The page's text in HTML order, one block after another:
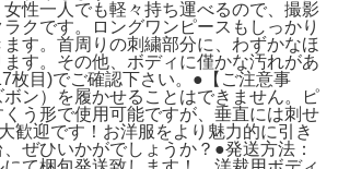
性一人でも軽々持ち運べるので、撮影
クです。ロングワンピースもしっかり
す。​首周りの刺繍部分に、わずかなほ
す。その他、ボディに僅かな汚れがあ
枚目)でご確認下さい。●​【ご注意事
ン）を履かせることはできません。ピ
う形で使用可能ですが、垂直には刺せ
歓迎です！お洋服をより魅力的に引き
ぜひいかがでしょうか？●​発送方法：